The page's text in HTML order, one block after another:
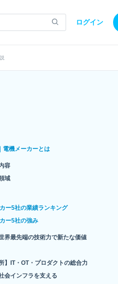
ログイン
電機メーカーとは
容
域
ー5社の業績ランキング
ー5社の強み
界最先端の技術力で新たな価値
】IT・OT・プロダクトの総合力
会インフラを支える